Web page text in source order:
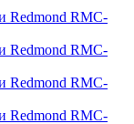
Redmond RMC-
Redmond RMC-
Redmond RMC-
Redmond RMC-